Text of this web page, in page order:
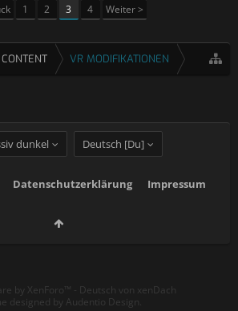
1 2 3 4 Weiter >
VR MODIFIKATIONEN
dunkel Deutsch [Du]
Datenschutzerklärung Impressum
by XenForo™ - Deutsch von xenDach
designed by Audentio Design.